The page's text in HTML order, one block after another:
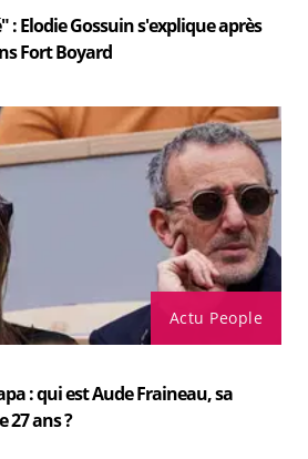
: Elodie Gossuin s'explique après
Fort Boyard
Actu People
: qui est Aude Fraineau, sa
27 ans ?